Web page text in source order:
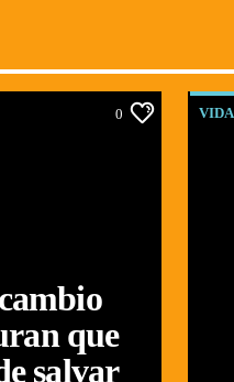
0
que
salvar